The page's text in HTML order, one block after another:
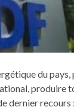
du
produire
dernier recours